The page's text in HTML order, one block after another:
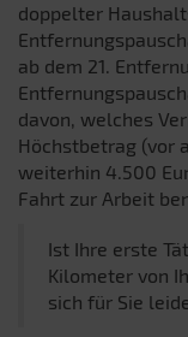
doppelter
ab dem 21.
davon, welches
Höchstbetrag (vor
weiterhin 4.500
Fahrt zur Arbeit
Ist Ihre erste
Kilometer von
sich für Sie